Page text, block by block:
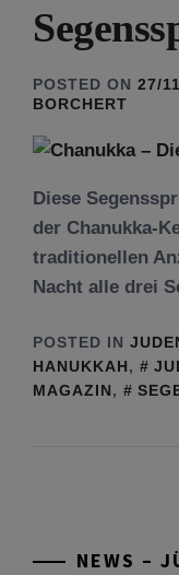
POSTED ON 27/
BORCHERT
Diese
der Chanukka-
traditionellen
Nacht alle drei
POSTED IN
HANUKKAH,
MAGAZIN,
NEWS –
Menschen